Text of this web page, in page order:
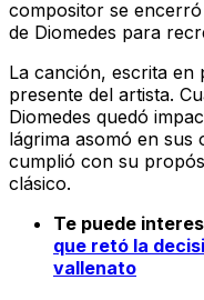
compositor se
de Diomedes para
La canción, escrita
presente del artista.
Diomedes quedó
lágrima asomó en sus
cumplió con su
clásico.
Te puede
que retó la
vallenato